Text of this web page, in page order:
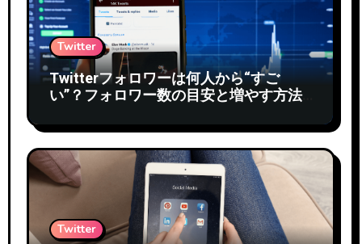
Twitter
Twitterフォロワーは何人から“すご
い”？フォロワー数の目安と増やす方法
Twitter